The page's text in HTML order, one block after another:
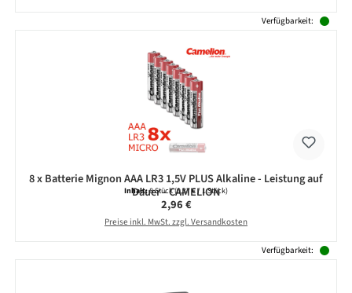
Verfügbarkeit:
8 x Batterie Mignon AAA LR3 1,5V PLUS Alkaline - Leistung auf
Dauer - CAMELION
Inhalt:8 Stück(0,37 € / 1 Stück)
Regulärer Preis:
2,96 €
Preise inkl. MwSt. zzgl. Versandkosten
Verfügbarkeit: